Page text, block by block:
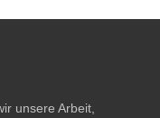
unsere Arbeit,